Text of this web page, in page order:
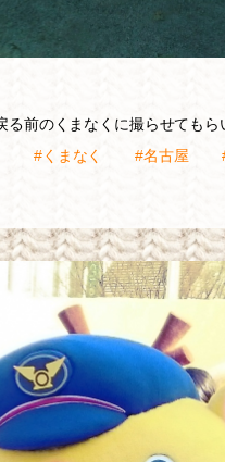
る前のくまなくに撮らせてもら
#くまなく #名古屋